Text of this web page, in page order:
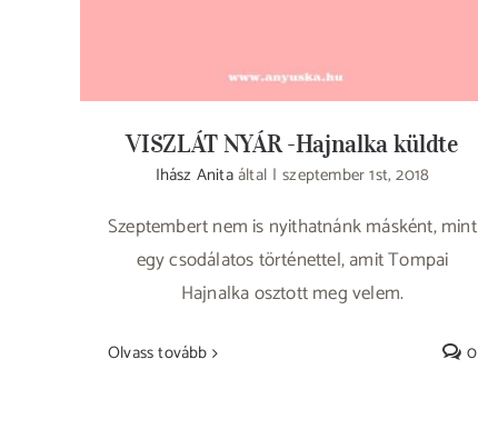
VISZLÁT NYÁR -Hajnalka küldte
Ihász Anitaáltal | szeptember 1st, 2018
Szeptembert nem is nyithatnánk másként, mint
egy csodálatos történettel, amit Tompai
Hajnalka osztott meg velem.
Olvass tovább 0